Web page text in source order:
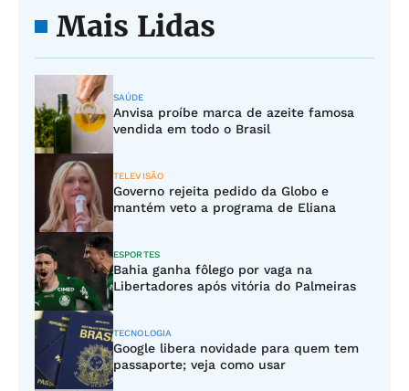
Mais Lidas
SAÚDE
Anvisa proíbe marca de azeite famosa
vendida em todo o Brasil
TELEVISÃO
Governo rejeita pedido da Globo e
mantém veto a programa de Eliana
ESPORTES
Bahia ganha fôlego por vaga na
Libertadores após vitória do Palmeiras
TECNOLOGIA
Google libera novidade para quem tem
passaporte; veja como usar